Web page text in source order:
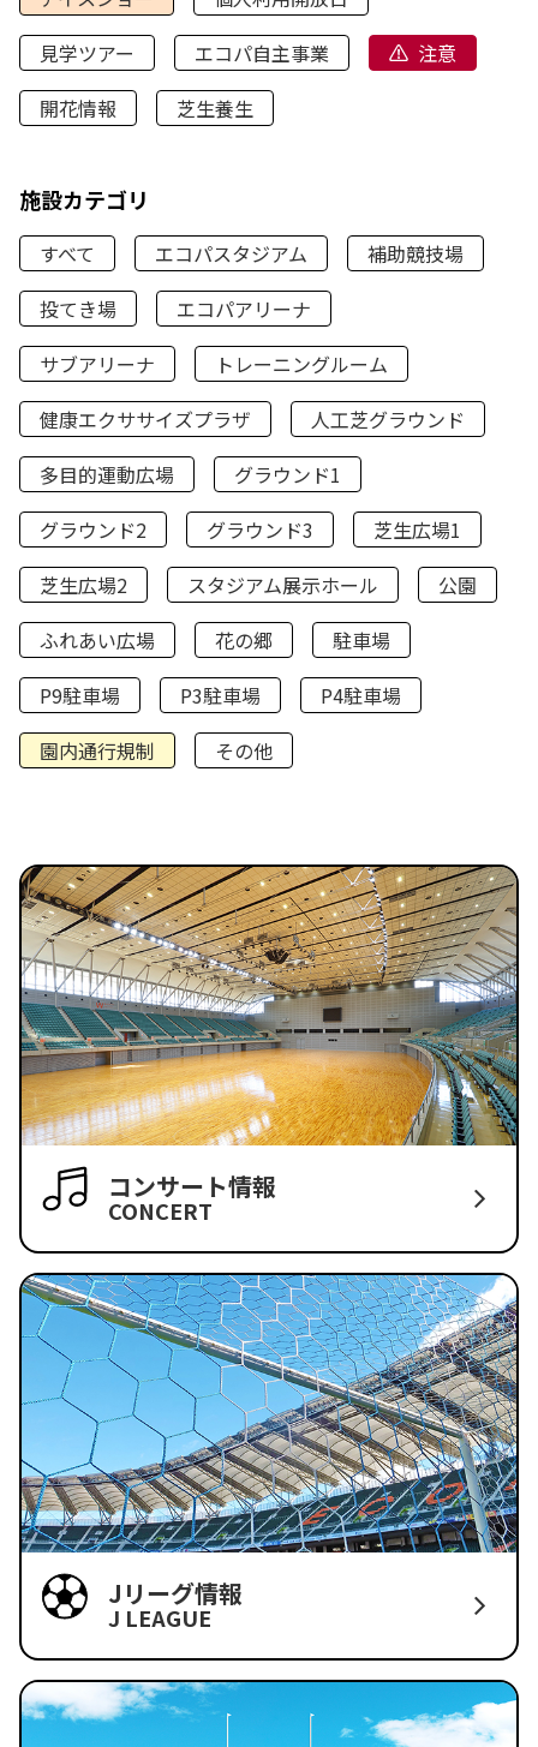
見学ツアー
エコパ自主事業
注意
開花情報
芝生養生
施設カテゴリ
すべて エコパスタジアム
補助競技場
投てき場
エコパアリーナ
サブアリーナ
トレーニングルーム
健康エクササイズプラザ
人工芝グラウンド
多目的運動広場
グラウンド1
グラウンド2
グラウンド3
芝生広場1
芝生広場2
スタジアム展示ホール
公園
ふれあい広場
花の郷
駐車場
P9駐車場
P3駐車場
P4駐車場
園内通行規制
その他
コンサート情報
CONCERT
Jリーグ情報
J LEAGUE